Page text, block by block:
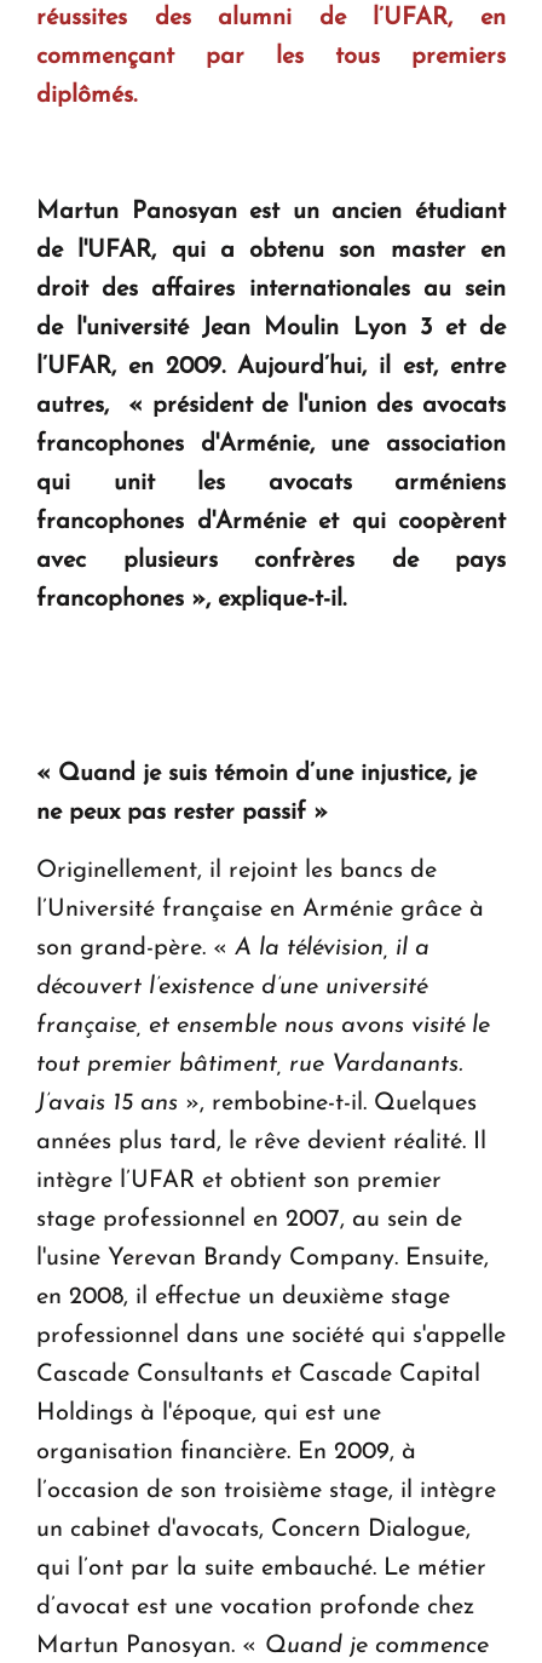
réussites des alumni de l’UFAR, en
commençant par les tous premiers
diplômés.
Martun Panosyan est un ancien étudiant
de l'UFAR, qui a obtenu son master en
droit des affaires internationales au sein
de l'université Jean Moulin Lyon 3 et de
l’UFAR, en 2009. Aujourd’hui, il est, entre
autres, « président de l'union des avocats
francophones d'Arménie, une association
qui unit les avocats arméniens
francophones d'Arménie et qui coopèrent
avec plusieurs confrères de pays
francophones », explique-t-il.
« Quand je suis témoin d’une injustice, je
ne peux pas rester passif »
Originellement, il rejoint les bancs de
l’Université française en Arménie grâce à
son grand-père. « A la télévision, il a
découvert l’existence d’une université
française, et ensemble nous avons visité le
tout premier bâtiment, rue Vardanants.
J’avais 15 ans », rembobine-t-il. Quelques
années plus tard, le rêve devient réalité. Il
intègre l’UFAR et obtient son premier
stage professionnel en 2007, au sein de
l'usine Yerevan Brandy Company. Ensuite,
en 2008, il effectue un deuxième stage
professionnel dans une société qui s'appelle
Cascade Consultants et Cascade Capital
Holdings à l'époque, qui est une
organisation financière. En 2009, à
l’occasion de son troisième stage, il intègre
un cabinet d'avocats, Concern Dialogue,
qui l’ont par la suite embauché. Le métier
d’avocat est une vocation profonde chez
Martun Panosyan. « Quand je commence